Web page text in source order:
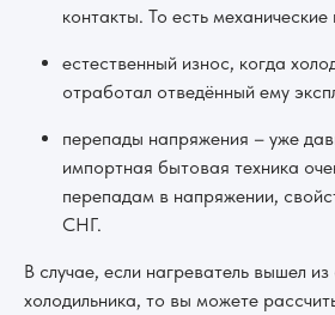
контакты. То есть
естественный износ, когда
отработал отведённый ему
перепады напряжения – уже
импортная бытовая техника
перепадам в напряжении,
СНГ.
В случае, если нагреватель вышел
холодильника, то вы можете